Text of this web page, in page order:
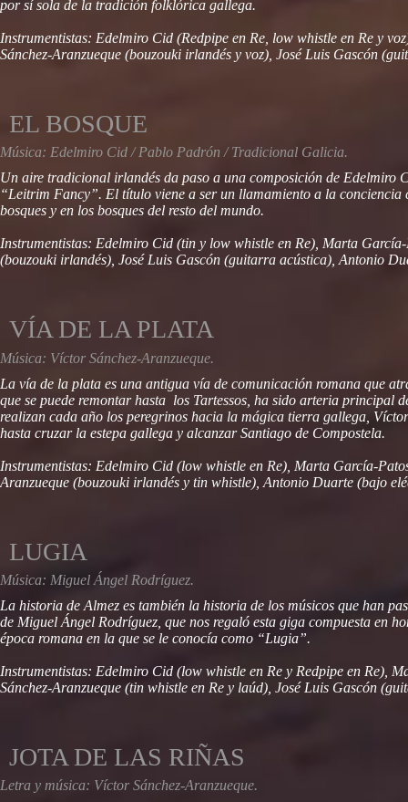
por sí sola de la tradición folklórica gallega.
Instrumentistas: Edelmiro Cid (Redpipe en Re, low whistle en Re y
Sánchez-Aranzueque (bouzouki irlandés y voz), José Luis Gascón
EL BOSQUE
Música: Edelmiro Cid / Pablo Padrón / Tradicional Galicia.
Un aire tradicional irlandés da paso a una composición de
“Leitrim Fancy”. El título viene a ser un llamamiento a la conciencia
bosques y en los bosques del resto del mundo.
Instrumentistas: Edelmiro Cid (tin y low whistle en Re), Marta
(bouzouki irlandés), José Luis Gascón (guitarra acústica), Antonio
VÍA DE LA PLATA
Música: Víctor Sánchez-Aranzueque.
La vía de la plata es una antigua vía de comunicación romana que
que se puede remontar hasta los Tartessos, ha sido arteria principal
realizan cada año los peregrinos hacia la mágica tierra gallega,
hasta cruzar la estepa gallega y alcanzar Santiago de Compostela.
Instrumentistas: Edelmiro Cid (low whistle en Re), Marta García-
Aranzueque (bouzouki irlandés y tin whistle), Antonio Duarte (bajo
LUGIA
Música: Miguel Ángel Rodríguez.
La historia de Almez es también la historia de los músicos que han
de Miguel Ángel Rodríguez, que nos regaló esta giga compuesta en
época romana en la que se le conocía como “Lugia”.
Instrumentistas: Edelmiro Cid (low whistle en Re y Redpipe en Re),
Sánchez-Aranzueque (tin whistle en Re y laúd), José Luis Gascón
JOTA DE LAS RIÑAS
Letra y música: Víctor Sánchez-Aranzueque.